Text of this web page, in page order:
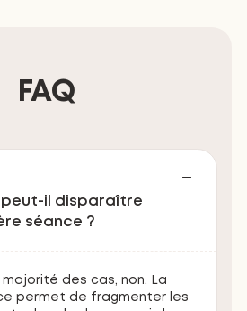
FAQ
il disparaître
séance ?
majorité des cas, non. La
permet de fragmenter les